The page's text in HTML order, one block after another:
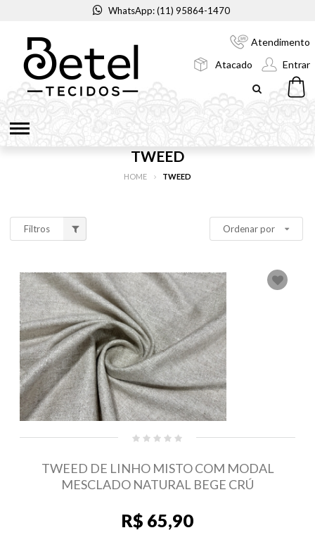
WhatsApp: (11) 95864-1470
Atendimento
Atacado
Entrar
TWEED
HOME TWEED
Filtros Ordenar por
TWEED DE LINHO MISTO COM MODAL
MESCLADO NATURAL BEGE CRÚ
R$ 65,90